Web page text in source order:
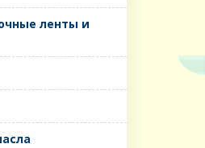
ленты и